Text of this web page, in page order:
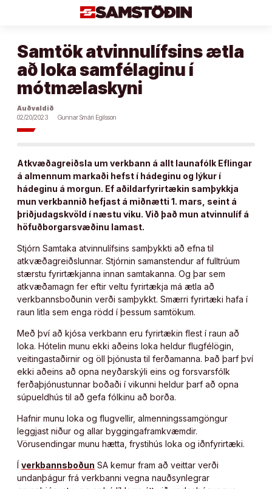
Samtök atvinnulífsins ætla
að loka samfélaginu í
mótmælaskyni
Auðvaldið
02/20/2023
Gunnar Smári Egilsson
Atkvæðagreiðsla um verkbann á allt launafólk Eflingar
á almennum markaði hefst í hádeginu og lýkur í
hádeginu á morgun. Ef aðildarfyrirtækin samþykkja
mun verkbannið hefjast á miðnætti 1. mars, seint á
þriðjudagskvöld í næstu viku. Við það mun atvinnulíf á
höfuðborgarsvæðinu lamast.
Stjórn Samtaka atvinnulífsins samþykkti að efna til
atkvæðagreiðslunnar. Stjórnin samanstendur af fulltrúum
stærstu fyrirtækjanna innan samtakanna. Og þar sem
atkvæðamagn fer eftir veltu fyrirtækja má ætla að
verkbannsboðunin verði samþykkt. Smærri fyrirtæki hafa í
raun litla sem enga rödd í þessum samtökum.
Með því að kjósa verkbann eru fyrirtækin flest í raun að
loka. Hótelin munu ekki aðeins loka heldur flugfélögin,
veitingastaðirnir og öll þjónusta til ferðamanna. Það þarf því
ekki aðeins að opna neyðarskýli eins og forsvarsfólk
ferðaþjónustunnar boðaði í vikunni heldur þarf að opna
súpueldhús til að gefa fólkinu að borða.
Hafnir munu loka og flugvellir, almenningssamgöngur
leggjast niður og allar byggingaframkvæmdir.
Vörusendingar munu hætta, frystihús loka og iðnfyrirtæki.
Í verkbannsboðun SA kemur fram að veittar verði
undanþágur frá verkbanni vegna nauðsynlegrar